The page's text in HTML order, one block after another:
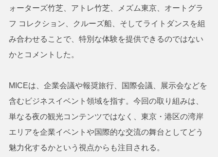
ォーターズ竹芝、アトレ竹芝、メズム東京、オートグラ
フ コレクション、クルーズ船、そしてライトダンスを組
み合わせることで、特別な体験を提供できるのではない
かとコメントした。
MICEは、企業会議や報奨旅行、国際会議、展示会などを
含むビジネスイベント領域を指す。今回の取り組みは、
単なる夜の観光コンテンツではなく、東京・港区の湾岸
エリアを企業イベントや国際的な交流の舞台としてどう
魅力化するかという視点からも注目される。